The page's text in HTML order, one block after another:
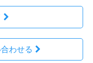
わせる